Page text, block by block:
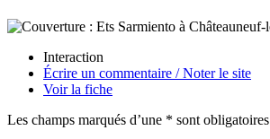
Interaction
Écrire un commentaire / Noter le site
Voir la fiche
Les champs marqués d’une * sont obligatoires